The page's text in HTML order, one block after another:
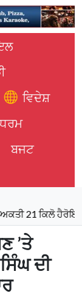
ਵਿਦੇਸ਼
ਬਜਟ
ਕਿਲੋ ਹੈਰੋਇਨ, 970
’ਤੇ
ਦੀ